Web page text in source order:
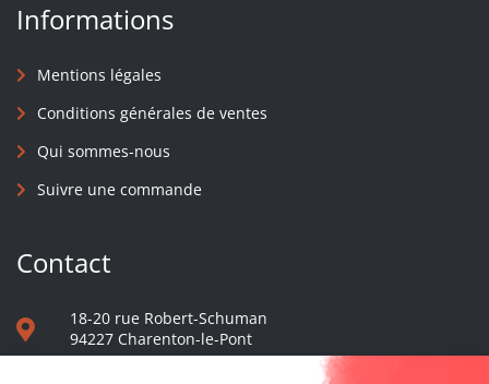
Informations
Mentions légales
Conditions générales de ventes
Qui sommes-nous
Suivre une commande
Contact
18-20 rue Robert-Schuman
94227 Charenton-le-Pont